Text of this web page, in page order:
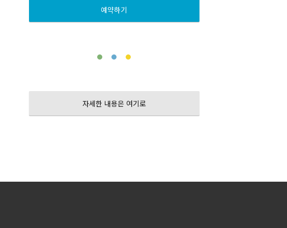
예약하기
자세한 내용은 여기로